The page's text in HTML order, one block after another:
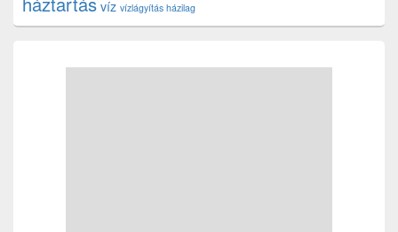
víz vízlágyítás házilag